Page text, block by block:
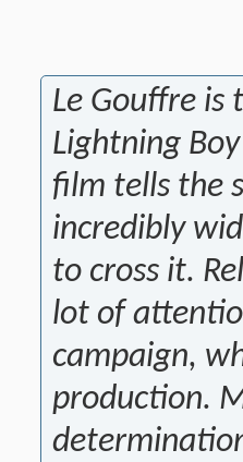
Le Gouffre
Lightning
film tells the
incredibly
to cross it.
lot of
campaign,
production.